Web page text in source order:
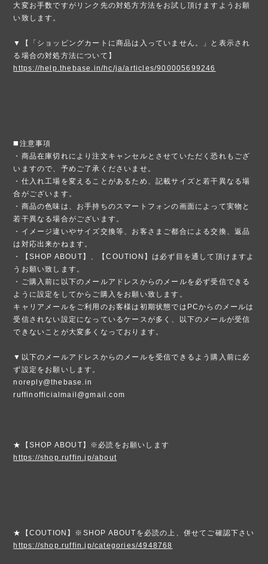
大変お手数ですがリンク先の対処方方法をお試し頂けますようお願
い致します。
▼【「ショッピングカートに商品は入っていません。」と表示され
る場合の対処方法について】
https://help.thebase.in/hc/ja/articles/900005699246
◼️注意事項
・商品在庫切れにより注文キャンセルとさせていただく恐れもござ
いますので、予めご了承くださいませ。
・仕入れ工場を変えることがあるため、記載サイズと若干異なる場
合がございます。
・商品の色味は、お手持ちのスマートフォンの画面によって実物と
若干異なる場合がございます。
・イメージ違いやサイズ交換等、お客さまご都合による交換、返品
は対応出来かねます。
・【SHOP ABOUT】、【COUTION】は必ず目を通して頂けますよ
うお願い致します。
・ご購入前に以下のメールアドレスからのメールを必ず受信できる
ように設定をしてからご購入をお願い致します。
キャリアメールをご利用のお客様は初期状態ではPCからのメールは
受信されない設定になっているケースが多く、以下のメールが受信
できないことが大変多くなっております。
▼以下のメールアドレスからのメールを受信できるよう購入前に必
ず設定をお願いします。
noreply@thebase.in
ruffinofficialmail@gmail.com
★【SHOP ABOUT】※必読をお願いします
https://shop.ruffin.jp/about
★【COUTION】※SHOP ABOUTを必読の上、併せてご確認下さい
https://shop.ruffin.jp/categories/4948768